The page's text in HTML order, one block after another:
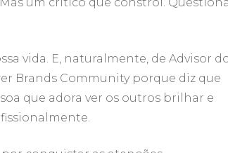
vida. E, naturalmente, de Advisor
Brands Community porque diz que
que adora ver os outros brilhar e